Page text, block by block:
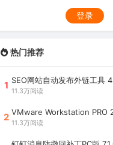
登录
热门推荐
1
11.3万阅读
2
11.3万阅读